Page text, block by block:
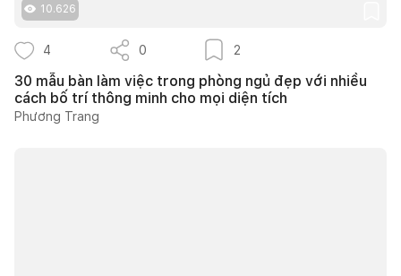
10.626
4 0 2
30 mẫu bàn làm việc trong phòng ngủ đẹp với nhiều
cách bố trí thông minh cho mọi diện tích
Phương Trang